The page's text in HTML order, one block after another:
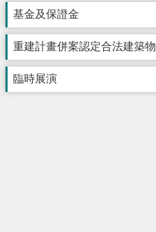
基金及保證金
重建計畫併案認定合法建築物
臨時展演